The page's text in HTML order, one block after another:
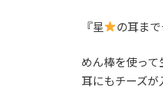
『星 の耳まで
めん棒を使って
耳にもチーズが